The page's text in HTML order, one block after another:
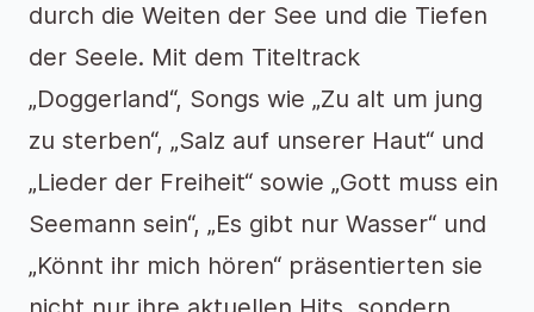
durch die Weiten der See und die Tiefen
der Seele. Mit dem Titeltrack
„Doggerland“, Songs wie „Zu alt um jung
zu sterben“, „Salz auf unserer Haut“ und
„Lieder der Freiheit“ sowie „Gott muss ein
Seemann sein“, „Es gibt nur Wasser“ und
„Könnt ihr mich hören“ präsentierten sie